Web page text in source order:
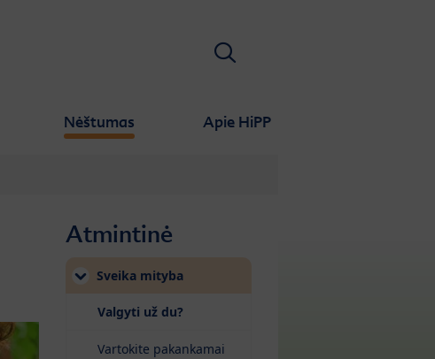
Nėštumas Apie HiPP
Ieškoti
Atmintinė
Sveika mityba
Valgyti už du?
Vartokite pakankamai